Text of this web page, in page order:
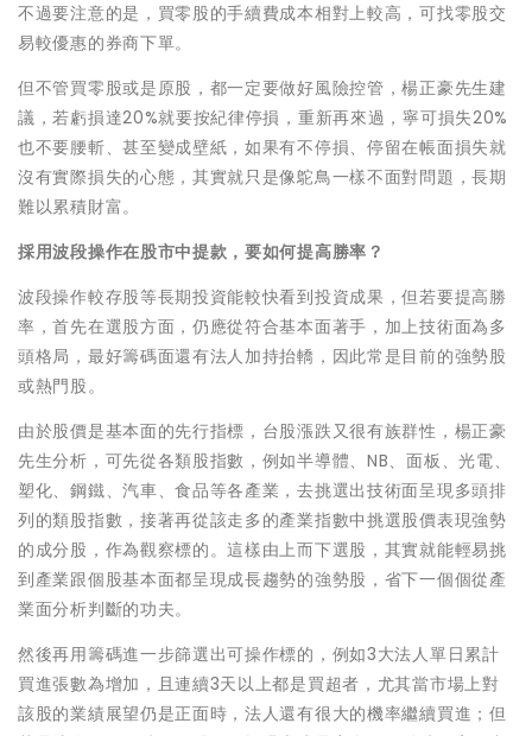
不過要注意的是，買零股的手續費成本相對上較高，可找零股交
易較優惠的券商下單。
但不管買零股或是原股，都一定要做好風險控管，楊正豪先生建
議，若虧損達20%就要按紀律停損，重新再來過，寧可損失20%
也不要腰斬、甚至變成壁紙，如果有不停損、停留在帳面損失就
沒有實際損失的心態，其實就只是像鴕鳥一樣不面對問題，長期
難以累積財富。
採用波段操作在股市中提款，要如何提高勝率？
波段操作較存股等長期投資能較快看到投資成果，但若要提高勝
率，首先在選股方面，仍應從符合基本面著手，加上技術面為多
頭格局，最好籌碼面還有法人加持抬轎，因此常是目前的強勢股
或熱門股。
由於股價是基本面的先行指標，台股漲跌又很有族群性，楊正豪
先生分析，可先從各類股指數，例如半導體、NB、面板、光電、
塑化、鋼鐵、汽車、食品等各產業，去挑選出技術面呈現多頭排
列的類股指數，接著再從該走多的產業指數中挑選股價表現強勢
的成分股，作為觀察標的。這樣由上而下選股，其實就能輕易挑
到產業跟個股基本面都呈現成長趨勢的強勢股，省下一個個從產
業面分析判斷的功夫。
然後再用籌碼進一步篩選出可操作標的，例如3大法人單日累計
買進張數為增加，且連續3天以上都是買超者，尤其當市場上對
該股的業績展望仍是正面時，法人還有很大的機率繼續買進；但